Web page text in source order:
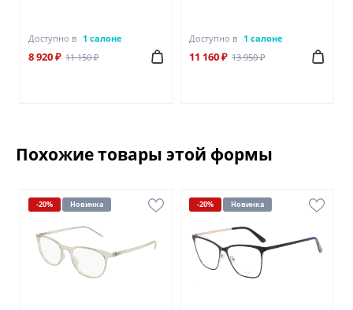
Доступно в 1 салоне
8 920 ₽ 11 150 ₽
Доступно в 1 салоне
11 160 ₽ 13 950 ₽
Похожие товары этой формы
-20% Новинка -20% Новинка